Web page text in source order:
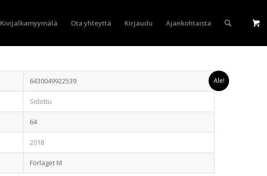
Kivijalkamyymälä Ota yhteyttä Kirjaudu Ajankohtaista
Ale!
6430049922539
Sidottu
64
2018
Förlaget M